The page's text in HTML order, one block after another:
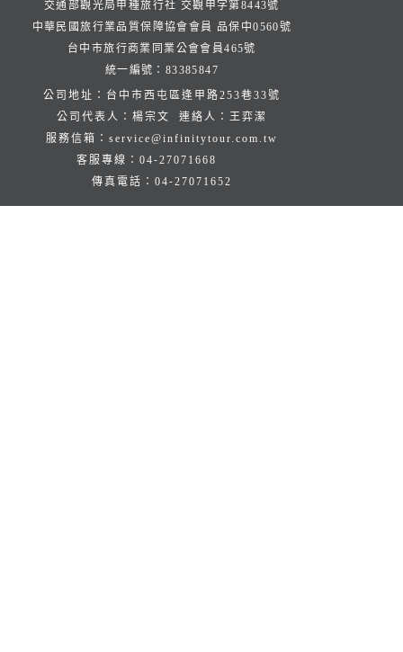
交通部觀光局甲種旅行社 交觀甲字第8443號
中華民國旅行業品質保障協會會員 品保中0560號
台中市旅行商業同業公會會員465號
統一編號：83385847
公司地址：台中市西屯區逢甲路253巷33號
公司代表人：楊宗文 連絡人：王弈潔
服務信箱： service@infinitytour.com.tw
客服專線： 04-27071668
傳真電話： 04-27071652